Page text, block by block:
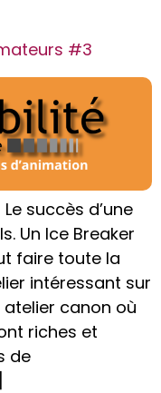
#3
succès d’une
Un Ice Breaker
faire toute la
intéressant sur
canon où
riches et
de